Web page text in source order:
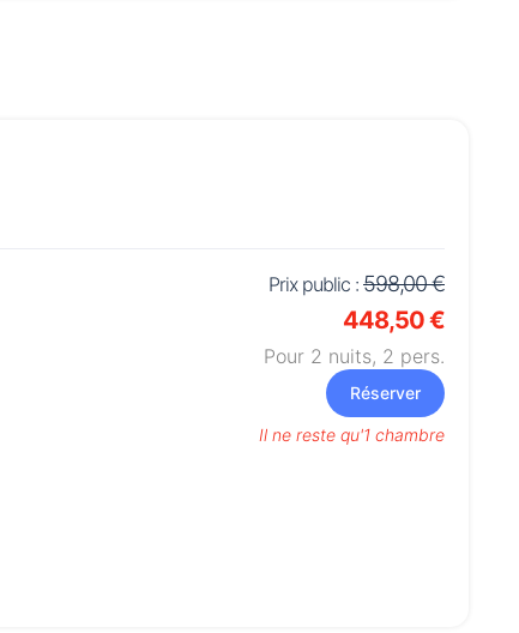
Prix public : 598,00 €
448,50 €
Pour 2 nuits, 2 pers.
Réserver
Il ne reste qu'1 chambre